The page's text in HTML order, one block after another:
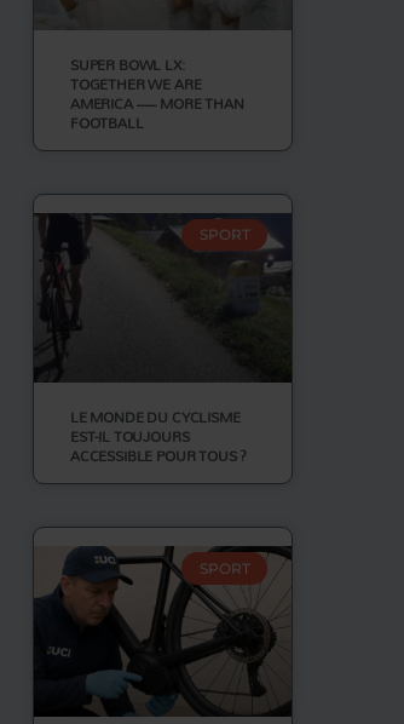
SUPER BOWL LX:
TOGETHER WE ARE
AMERICA — MORE THAN
FOOTBALL
SPORT
LE MONDE DU CYCLISME
EST-IL TOUJOURS
ACCESSIBLE POUR TOUS ?
SPORT